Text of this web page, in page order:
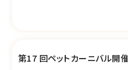
第17 回ペットカーニバル開催